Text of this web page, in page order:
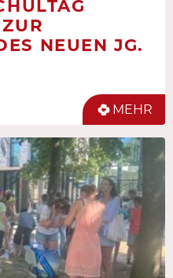
NEUEN JG.
MEHR